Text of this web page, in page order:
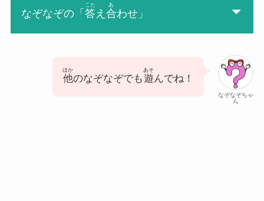
なぞなぞの「 答
こた
え 合
あ
わせ」
なぞなぞちゃ
ん
他
ほか
のなぞなぞでも遊
あそ
んでね！